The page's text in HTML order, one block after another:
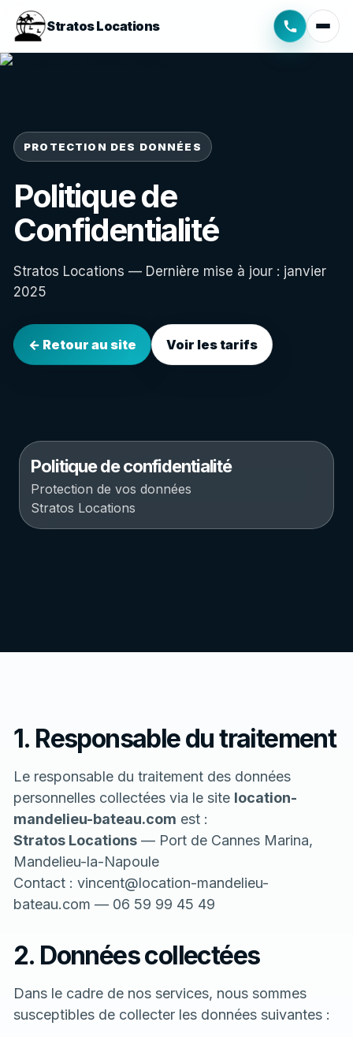
Stratos Locations
PROTECTION DES DONNÉES
Politique de
Confidentialité
Stratos Locations — Dernière mise à jour : janvier
2025
← Retour au site Voir les tarifs
Politique de confidentialité
Protection de vos données
Stratos Locations
1. Responsable du traitement
Le responsable du traitement des données
personnelles collectées via le site location-
mandelieu-bateau.com est :
Stratos Locations — Port de Cannes Marina,
Mandelieu-la-Napoule
Contact : vincent@location-mandelieu-
bateau.com — 06 59 99 45 49
2. Données collectées
Dans le cadre de nos services, nous sommes
susceptibles de collecter les données suivantes :